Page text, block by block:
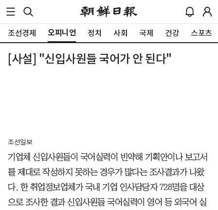
조선경제 오피니언 정치 사회 국제 건강 스포츠
[사설] "신입사원들 국어가 안 된다"
조선일보
기업체 신입사원들이 국어실력이 빈약해 기획안이나 보고서
를 제대로 작성하지 못하는 경우가 많다는 조사결과가 나왔
다. 한 취업정보업체가 국내 기업 인사담당자 728명을 대상
으로 조사한 결과 신입사원들 국어실력이 영어 등 외국어 실